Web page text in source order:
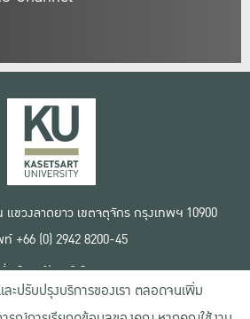
ขวงลาดยาว เขตจตุจักร กรุงเทพฯ 10900
+66 (0) 2942 8200-45
เงื่อนไขการใช้งานเว็บไซต์
ข้อตกลงด้านสิทธิ์ใช้งาน
โยบายความเป็นส่วนตัว
ละปรับปรุงบริการของเรา ตลอดจนเพิ่ม